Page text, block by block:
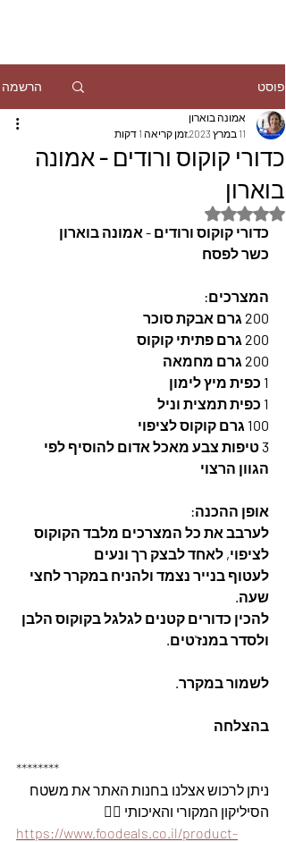
פוסט הרשמה
כדורי קוקוס ורודים - אמונה
בוארון
אמונה בוארון
11 במרץ 2023
זמן קריאה 1 דקות
דירוג של NaN מתוך 5 כוכבים
כדורי קוקוס ורודים - אמונה בוארון
כשר לפסח
המצרכים:
200 גרם אבקת סוכר
200 גרם פתיתי קוקוס
200 גרם מחמאה
1 כפית מיץ לימון
1 כפית תמצית וניל
100 גרם קוקוס לציפוי
3 טיפות צבע מאכל אדום להוסיף לפי
הגוון הרצוי
אופן ההכנה:
לערבב את כל המצרכים מלבד הקוקוס
לציפוי, לאחד לבצק רך ונעים
לעטוף בנייר נצמד ולהניח במקרר לחצי
שעה.
להכין כדורים קטנים לגלגל בקוקוס הלבן
ולסדר במנז'טים.
לשמור במקרר.
בהצלחה
********
ניתן לרכוש אצלנו בחנות האתר את משטח
הסיליקון המקורי והאיכותי 👇🏽
https://www.foodeals.co.il/product-